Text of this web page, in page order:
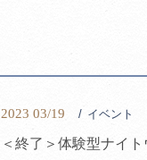
2023 03/19 イベント
＜終了＞体験型ナイ